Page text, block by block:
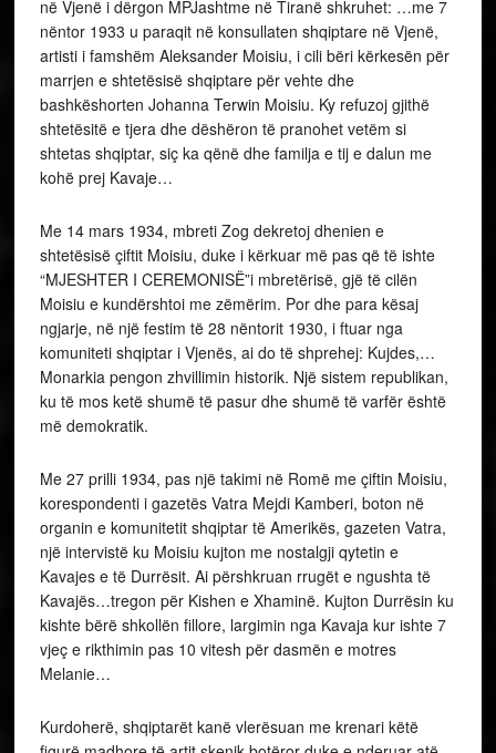
ngjarje, në një festim të 28 nëntorit 1930, i ftuar nga
komuniteti shqiptar i Vjenës, ai do të shprehej: Kujdes,…
Monarkia pengon zhvillimin historik. Një sistem republikan,
ku të mos ketë shumë të pasur dhe shumë të varfër është
më demokratik.
Me 27 prilli 1934, pas një takimi në Romë me çiftin Moisiu,
korespondenti i gazetës Vatra Mejdi Kamberi, boton në
një intervistë ku Moisiu kujton me nostalgji qytetin e
Kavajes e të Durrësit. Ai përshkruan rrugët e ngushta të
Kavajës…tregon për Kishen e Xhaminë. Kujton Durrësin ku
kishte bërë shkollën fillore, largimin nga Kavaja kur ishte 7
vjeç e rikthimin pas 10 vitesh për dasmën e motres
Melanie…
Kurdoherë, shqiptarët kanë vlerësuan me krenari këtë
tij në Institucione, Organizata, Shoqata të ndryshme
kulturore, mbrenda vendit dhe në diasporë, si dhe rrugë e
sheshe në të gjitha trevat shqiptare.
Lavdi kujtimit e vepres së tij.